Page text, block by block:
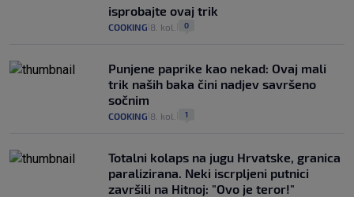
isprobajte ovaj trik
COOKING 8. kol. 0
Punjene paprike kao nekad: Ovaj mali
trik naših baka čini nadjev savršeno
sočnim
COOKING 8. kol. 1
Totalni kolaps na jugu Hrvatske, granica
paralizirana. Neki iscrpljeni putnici
završili na Hitnoj: "Ovo je teror!"